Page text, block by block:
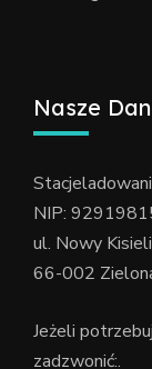
Nasze
NIP:
ul. Nowy
66-002
Jeżeli
zadzwonić:.